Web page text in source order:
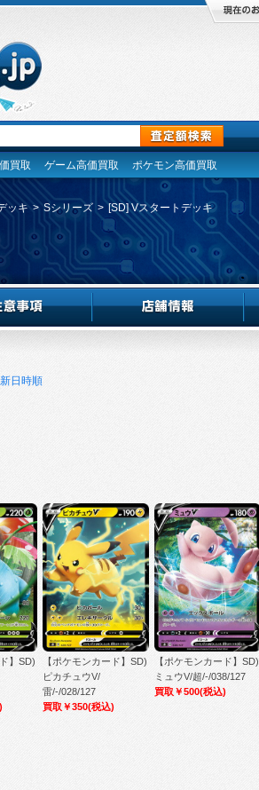
買取 ゲーム高価買取 ポケモン高価買取
ッキ > Sシリーズ > [SD] Vスタートデッキ
日時順
】SD)
【ポケモンカード】SD)
ピカチュウV/
雷/-/028/127
買取￥350(税込)
【ポケモンカード】SD)
ミュウV/超/-/038/127
買取￥500(税込)